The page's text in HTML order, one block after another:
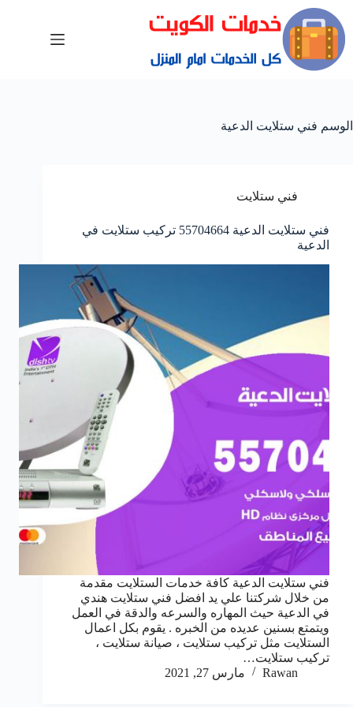
الوسم فني ستلايت الدعية
فني ستلايت
فني ستلايت الدعية 55704664 تركيب ستلايت في
الدعية
فني ستلايت الدعية كافة خدمات الستلايت مقدمة
من خلال شركتنا علي يد افضل فني ستلايت هندي
في الدعية حيث المهاره والسرعه والدقة في العمل
ويتمتع بسنين عديده من الخبره . يقوم بكل اعمال
الستلايت مثل تركيب ستلايت ، صيانة ستلايت ،
تركيب ستلايت…
Rawan
مارس 27, 2021